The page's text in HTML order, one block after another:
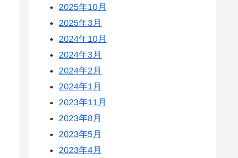
2025年10月
2025年3月
2024年10月
2024年3月
2024年2月
2024年1月
2023年11月
2023年8月
2023年5月
2023年4月